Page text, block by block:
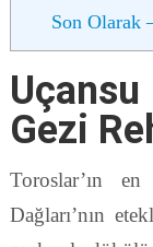
Son Olarak
Gezi
Toroslar’ın
Dağları’nın